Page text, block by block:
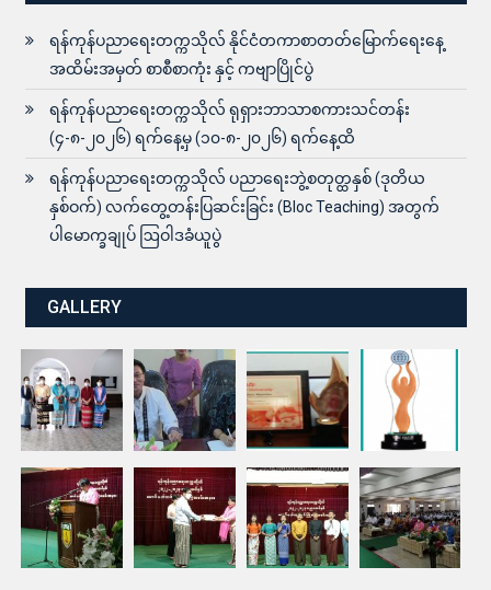
ရန်ကုန်ပညာရေးတက္ကသိုလ် ပညာရေးဘွဲ့စတုတ္ထနှစ် (ဒုတိယ
နှစ်ဝက်) လက်တွေ့တန်းပြဆင်းခြင်း (Bloc Teaching) အတွက်
ပါမောက္ခချုပ် ဩဝါဒခံယူပွဲ
GALLERY
Power by Winner Computer Group
Home
News & Activities Library Departments
R&D
International Collaborations
MoU Partners About Us